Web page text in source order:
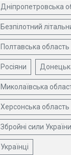
Дніпропетровська
Безпілотний
Полтавська область
Росіяни
Миколаївська
Херсонська область
Збройні сили України
Українці